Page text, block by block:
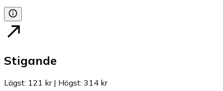
Stigande
Lägst: 121 kr| Högst: 314 kr